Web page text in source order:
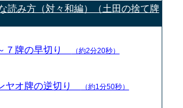
読み方（対々和編）（土田の捨て牌
７牌の早切り （約2分20秒）
ヤオ牌の逆切り （約1分50秒）